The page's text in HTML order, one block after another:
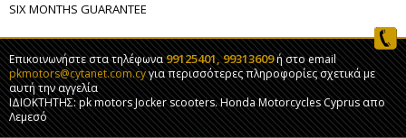
SIX MONTHS GUARANTEE
Επικοινωνήστε στα τηλέφωνα99125401, 99313609ή στο email
pkmotors@cytanet.com.cyγια περισσότερες πληροφορίες σχετικά με
αυτή την αγγελία
ΙΔΙΟΚΤΗΤΗΣ: pk motors Jocker scooters. Honda Motorcycles Cyprus απο
Λεμεσό